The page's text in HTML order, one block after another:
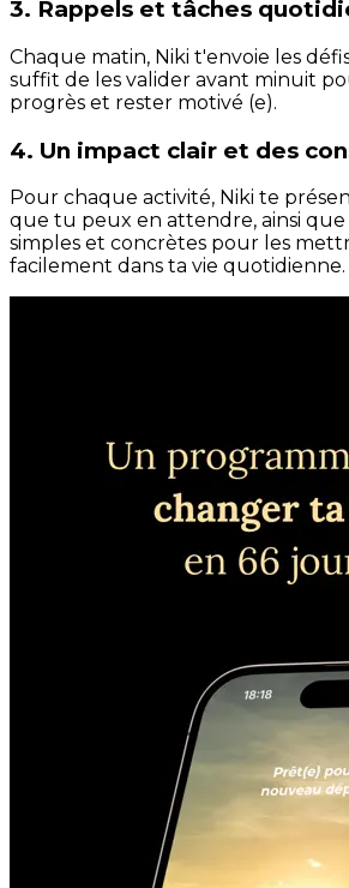
3. Rappels et tâches
Chaque matin, Niki t'envoie les
suffit de les valider avant minuit
progrès et rester motivé (e).
4. Un impact clair et des
Pour chaque activité, Niki te
que tu peux en attendre, ainsi que
simples et concrètes pour les
facilement dans ta vie quotidienne.